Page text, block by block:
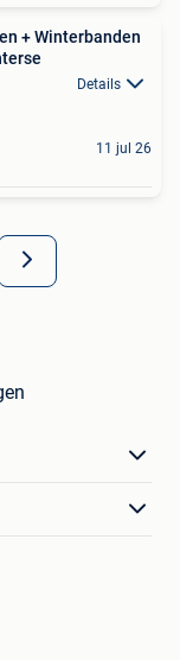
+ Winterbanden
Details
11 jul 26